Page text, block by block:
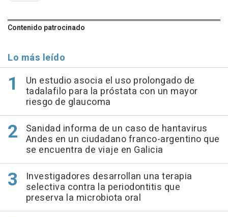
Contenido patrocinado
Lo más leído
Un estudio asocia el uso prolongado de
tadalafilo para la próstata con un mayor
riesgo de glaucoma
Sanidad informa de un caso de hantavirus
Andes en un ciudadano franco-argentino que
se encuentra de viaje en Galicia
Investigadores desarrollan una terapia
selectiva contra la periodontitis que
preserva la microbiota oral